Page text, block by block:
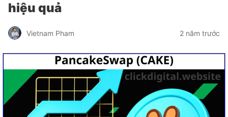
hiệu quả
Vietnam Pham 2 năm trước